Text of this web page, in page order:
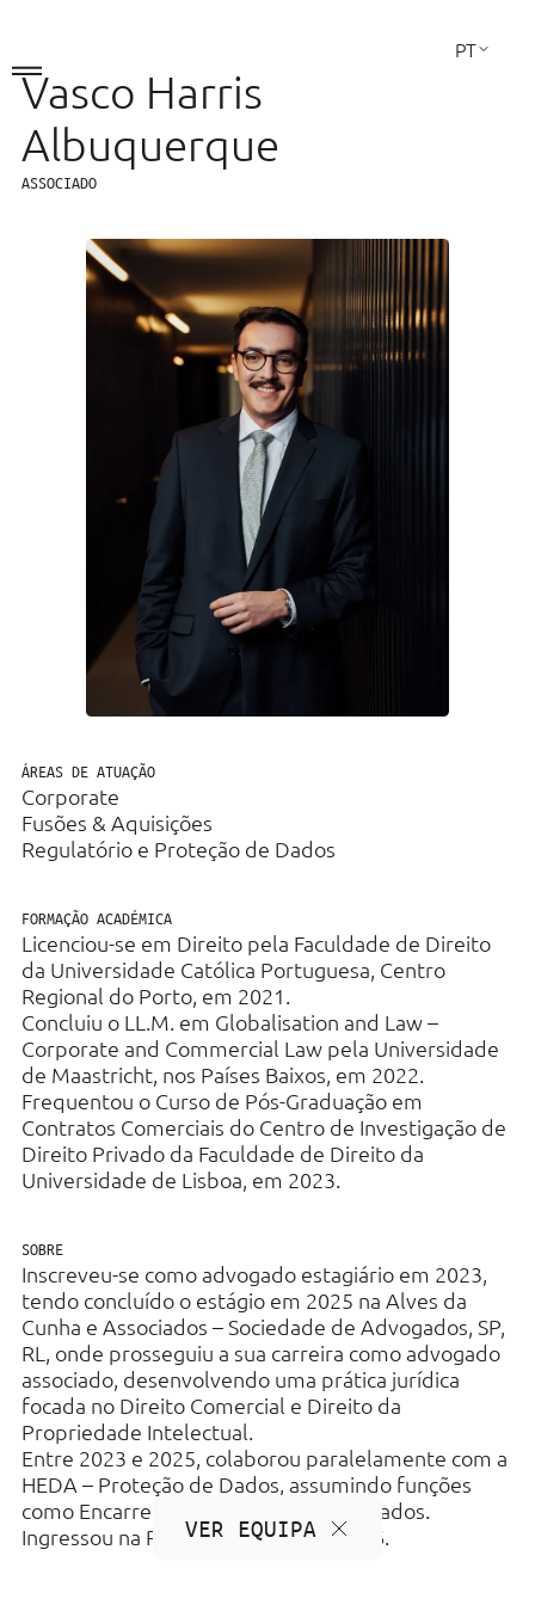
Áreas de Atuação
A Equipa
Contactos
Direito Comercial
Fusões e Aquisições
Bancário e Financeiro
Direito Laboral
Imobiliário & Urbanismo
Contencioso
Contratação Pública e
Administrativo
PT
Vasco Harris
Albuquerque
ASSOCIADO
ÁREAS DE ATUAÇÃO
Corporate
Fusões & Aquisições
Regulatório e Proteção de Dados
FORMAÇÃO ACADÉMICA
Licenciou-se em Direito pela Faculdade de Direito
da Universidade Católica Portuguesa, Centro
Regional do Porto, em 2021.
Concluiu o LL.M. em Globalisation and Law –
Corporate and Commercial Law pela Universidade
de Maastricht, nos Países Baixos, em 2022.
Frequentou o Curso de Pós-Graduação em
Contratos Comerciais do Centro de Investigação de
Direito Privado da Faculdade de Direito da
Universidade de Lisboa, em 2023.
SOBRE
Inscreveu-se como advogado estagiário em 2023,
tendo concluído o estágio em 2025 na Alves da
Cunha e Associados – Sociedade de Advogados, SP,
RL, onde prosseguiu a sua carreira como advogado
associado, desenvolvendo uma prática jurídica
focada no Direito Comercial e Direito da
Propriedade Intelectual.
Entre 2023 e 2025, colaborou paralelamente com a
HEDA – Proteção de Dados, assumindo funções
como Encarregados de Proteção de Dados.
Ingressou na PLEN em janeiro de 2026.
VER EQUIPA